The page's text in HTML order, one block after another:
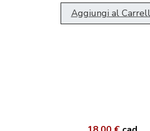
Aggiungi al